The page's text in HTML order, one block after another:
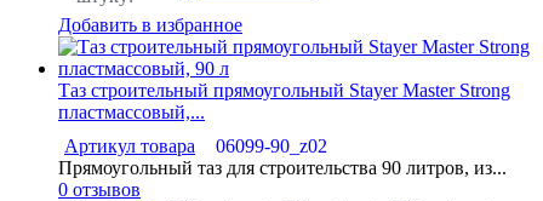
Добавить в избранное
Таз строительный прямоугольный Stayer Master Strong
пластмассовый,...
Артикул товара
06099-90_z02
Прямоугольный таз для строительства 90 литров, из...
0 отзывов